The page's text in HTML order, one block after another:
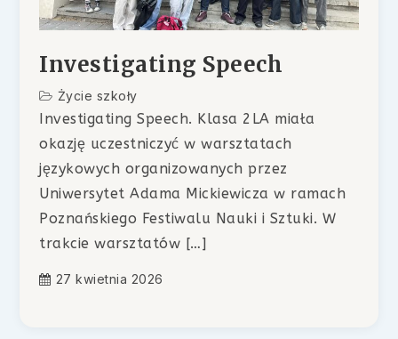
Investigating Speech
Życie szkoły
Investigating Speech. Klasa 2LA miała
okazję uczestniczyć w warsztatach
językowych organizowanych przez
Uniwersytet Adama Mickiewicza w ramach
Poznańskiego Festiwalu Nauki i Sztuki. W
trakcie warsztatów […]
27 kwietnia 2026